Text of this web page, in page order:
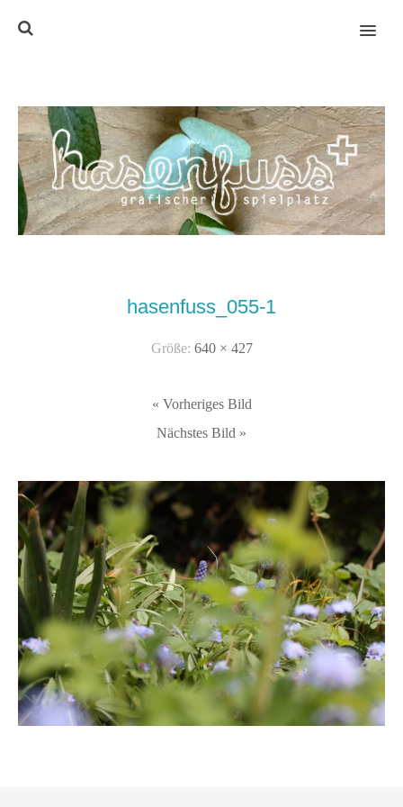
MENU
hasenfuss_055-1
Größe: 640 × 427
« Vorheriges Bild
Nächstes Bild »